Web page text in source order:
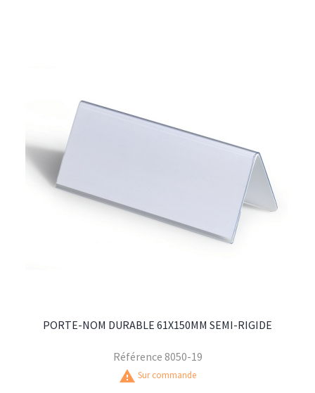
PORTE-NOM DURABLE 61X150MM SEMI-RIGIDE
Référence 8050-19
warning Sur commande